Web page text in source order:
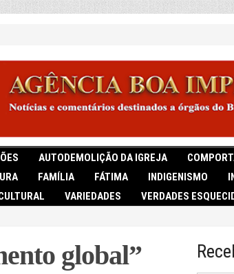
AUTODEMOLIÇÃO DA IGREJA
FAMÍLIA FÁTIMA INDIGENISMO
VARIEDADES VERDADES
global”